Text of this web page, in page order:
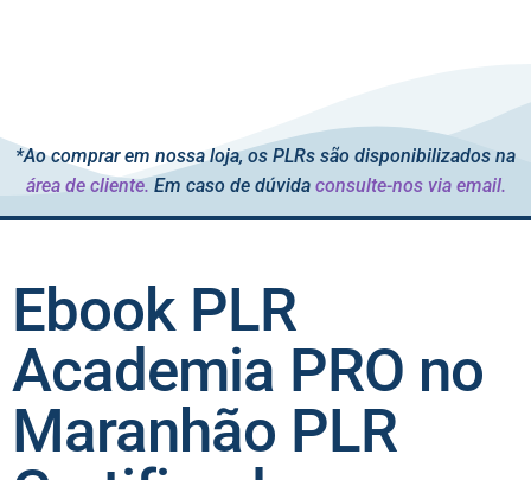
*Ao comprar em nossa loja, os PLRs são disponibilizados na
área de cliente. Em caso de dúvida consulte-nos via email.
Ebook PLR
Academia PRO no
Maranhão PLR